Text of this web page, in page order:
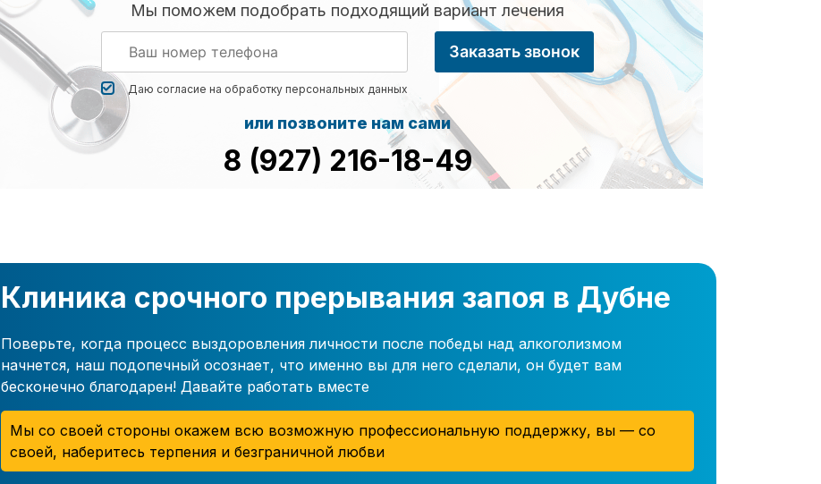
Мы поможем подобрать подходящий вариант лечения
Даю согласие на обработку персональных данных
Заказать звонок
или позвоните нам сами
8 (927) 216-18-49
Клиника срочного прерывания запоя в Дубне
Поверьте, когда процесс выздоровления личности после победы над алкоголизмом
начнется, наш подопечный осознает, что именно вы для него сделали, он будет вам
бесконечно благодарен! Давайте работать вместе
Мы со своей стороны окажем всю возможную профессиональную поддержку, вы — со
своей, наберитесь терпения и безграничной любви